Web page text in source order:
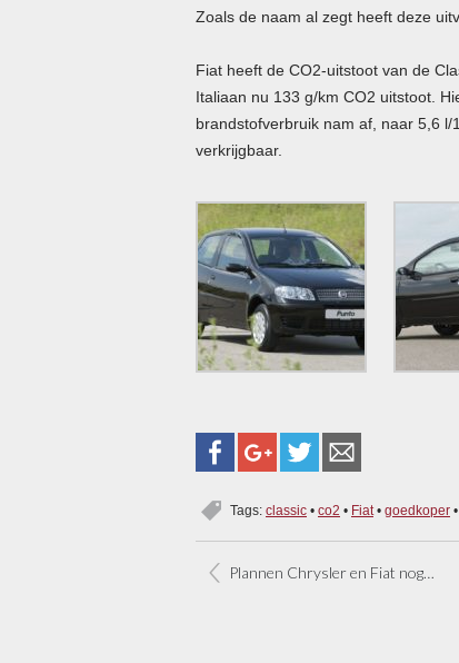
Zoals de naam al zegt heeft deze
Fiat heeft de CO2-uitstoot van de
Italiaan nu 133 g/km CO2 uitstoot.
brandstofverbruik nam af, naar 5,6
verkrijgbaar.
Tags: classic • co2 • Fiat • goedkoper •
Plannen Chrysler en Fiat nog onduidelijk